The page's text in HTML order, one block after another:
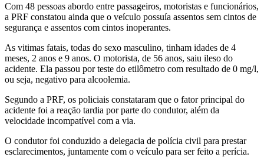
Com 48 pessoas abordo entre passageiros, motoristas e funcionários,
a PRF constatou ainda que o veículo possuía assentos sem cintos de
segurança e assentos com cintos inoperantes.
As vitimas fatais, todas do sexo masculino, tinham idades de 4
meses, 2 anos e 9 anos. O motorista, de 56 anos, saiu ileso do
acidente. Ela passou por teste do etilômetro com resultado de 0 mg/l,
ou seja, negativo para alcoolemia.
Segundo a PRF, os policiais constataram que o fator principal do
acidente foi a reação tardia por parte do condutor, além da
velocidade incompatível com a via.
O condutor foi conduzido a delegacia de polícia civil para prestar
esclarecimentos, juntamente com o veículo para ser feito a perícia.